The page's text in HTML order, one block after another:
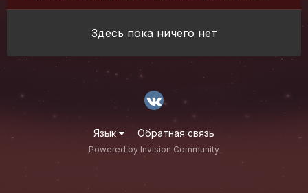
Здесь пока ничего нет
Язык Обратная связь
Powered by Invision Community